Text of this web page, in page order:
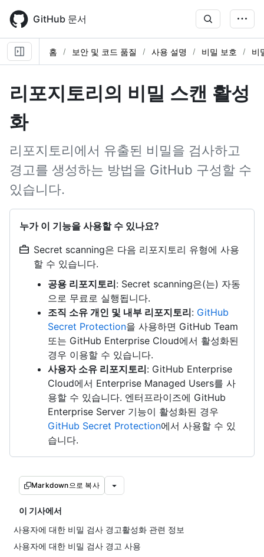
main
content
GitHub 문서
홈 보안 및 코드 품질 사용 설명 비밀 보호 비
리포지토리의 비밀 스캔 활성
화
리포지토리에서 유출된 비밀을 검사하고
경고를 생성하는 방법을 GitHub 구성할 수
있습니다.
누가 이 기능을 사용할 수 있나요?
Secret scanning은 다음 리포지토리 유형에 사용
할 수 있습니다.
공용 리포지토리: Secret scanning은(는) 자동
으로 무료로 실행됩니다.
조직 소유 개인 및 내부 리포지토리: GitHub
Secret Protection을 사용하면 GitHub Team
또는 GitHub Enterprise Cloud에서 활성화된
경우 이용할 수 있습니다.
사용자 소유 리포지토리: GitHub Enterprise
Cloud에서 Enterprise Managed Users를 사
용할 수 있습니다. 엔터프라이즈에 GitHub
Enterprise Server 기능이 활성화된 경우
GitHub Secret Protection에서 사용할 수 있
습니다.
Markdown으로 복사
이 기사에서
사용자에 대한 비밀 검사 경고활성화 관련 정보
사용자에 대한 비밀 검사 경고 사용